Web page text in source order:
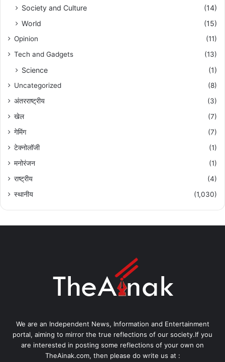
Society and Culture
(14)
World
(15)
Opinion
(11)
Tech and Gadgets
(13)
Science (1)
Uncategorized
(8)
अंतरराष्ट्रीय
(3)
खेल
(7)
गेमिंग
(7)
टेक्नोलॉजी
(1)
मनोरंजन
(1)
राष्ट्रीय
(4)
स्थानीय
(1,030)
We are an Independent News, Information and Entertainment
portal, aiming to mirror the true reflections of our society.If you
are interested in posting some reflections of your own on
TheAinak.com, then please do write us at :